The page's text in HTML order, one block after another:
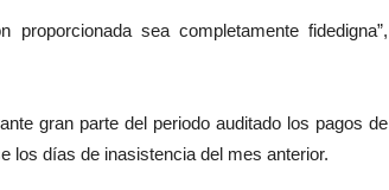
sea completamente fidedigna”,
gran parte del periodo auditado los pagos de
los días de inasistencia del mes anterior.